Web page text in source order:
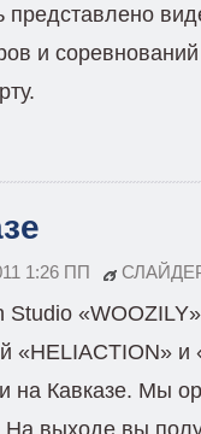
представлено
и
1:26 ПП
Studio
«HELIACTION»
на Кавказе. Мы
выходе вы